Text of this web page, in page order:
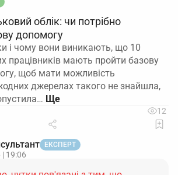
облік: чи потрібно
допомогу
і чому вони виникають, що 10
працівників мають пройти базову
щоб мати можливість
джерелах такого не знайшла,
12
ЕКСПЕРТ
19:06